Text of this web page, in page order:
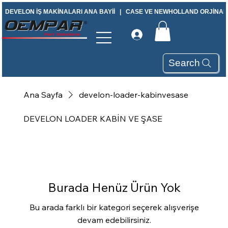
DEVELON İŞ MAKİNALARI ANA BAYİİ   |   CASE VE NEWHOLLAND
Search
Ana Sayfa develon-loader-kabinvesase
DEVELON LOADER KABİN VE ŞASE
Burada Henüz Ürün Yok
Bu arada farklı bir kategori seçerek alışverişe
devam edebilirsiniz.